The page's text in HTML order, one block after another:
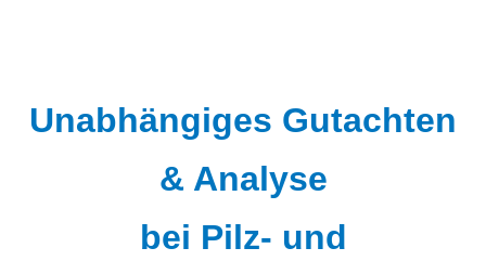
Unabhängiges Gutachten
& Analyse
bei Pilz‑ und